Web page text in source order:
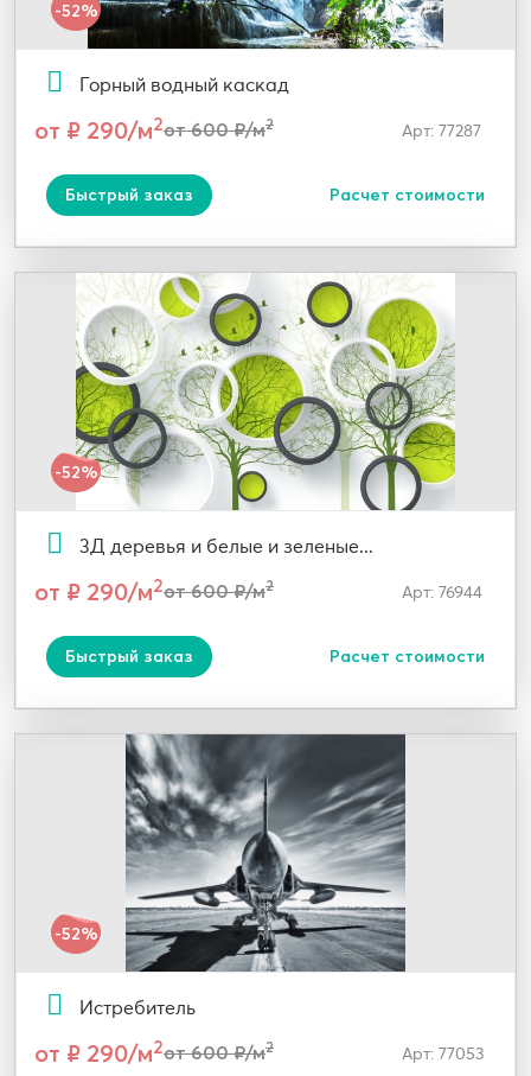
-52%
Горный водный каскад
от ₽ 290/м2от 600 ₽/м2 Арт: 77287
Быстрый заказ Расчет стоимости
-52%
3Д деревья и белые и зеленые...
от ₽ 290/м2от 600 ₽/м2 Арт: 76944
Быстрый заказ Расчет стоимости
-52%
Истребитель
от ₽ 290/м2от 600 ₽/м2 Арт: 77053